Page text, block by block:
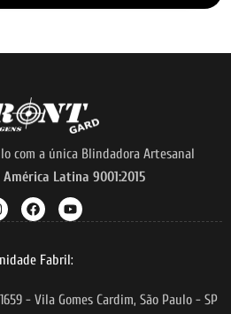
com a única Blindadora Artesanal
América Latina 9001:2015
Fabril:
- Vila Gomes Cardim, São Paulo - SP